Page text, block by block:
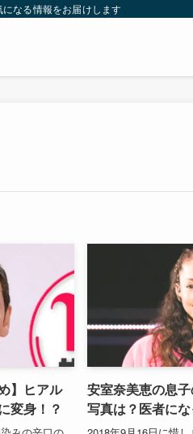
なる情報をお届けします
】ヒアル
変身！？
安室奈美恵の息
写真は？医者にな